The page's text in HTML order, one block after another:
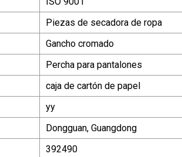
Piezas de secadora de ropa
Gancho cromado
Percha para pantalones
caja de cartón de papel
yy
Dongguan, Guangdong
392490